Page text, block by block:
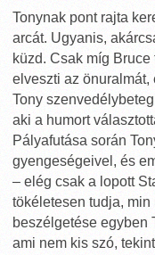
Tonynak pont rajta
arcát. Ugyanis,
küzd. Csak míg
elveszti az
Tony
aki a humort
Pályafutása során
gyengeségeivel, és
– elég csak a lopott
tökéletesen tudja,
beszélgetése egyben
ami nem kis szó,